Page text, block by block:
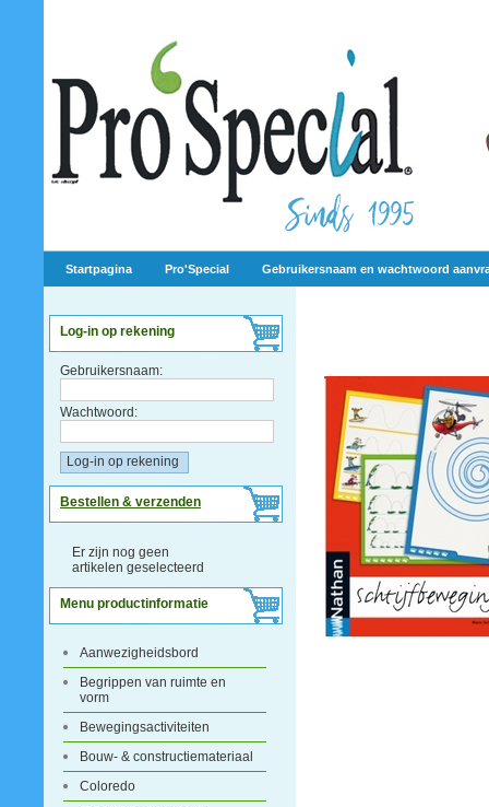
Startpagina Pro'Special Gebruikersnaam en wachtwoord
Log-in op rekening
Gebruikersnaam:
Wachtwoord:
Bestellen & verzenden
Er zijn nog geen
artikelen geselecteerd
Menu productinformatie
Aanwezigheidsbord
Begrippen van ruimte en
vorm
Bewegingsactiviteiten
Bouw- & constructiemateriaal
Coloredo